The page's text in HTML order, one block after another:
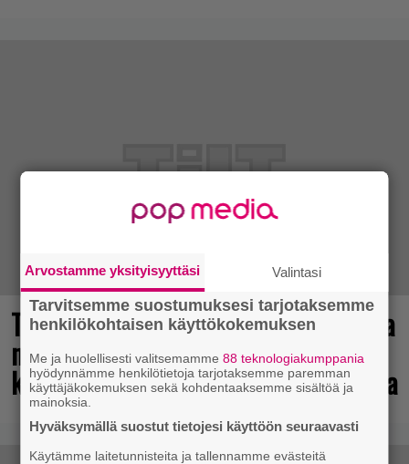
Tulevasta Resident Evil -uusioversiosta
näyttäisi tulevan menestys – jo yli
kahden miljoonan pelaajan toivelistalla
Arvostamme yksityisyyttäsi Valintasi
Tarvitsemme suostumuksesi tarjotaksemme
henkilökohtaisen käyttökokemuksen
Me ja huolellisesti valitsemamme88 teknologiakumppania
hyödynnämme henkilötietoja tarjotaksemme paremman
käyttäjäkokemuksen sekä kohdentaaksemme sisältöä ja
mainoksia.
Hyväksymällä suostut tietojesi käyttöön seuraavasti
Käytämme laitetunnisteita ja tallennamme evästeitä